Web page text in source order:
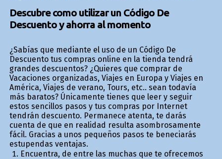
Descubre como utilizar un Código De
Descuento y ahorra al momento
¿Sabías que mediante el uso de un Código De
Descuento tus compras online en la tienda tendrá
grandes descuentos? ¿Quieres que comprar de
Vacaciones organizadas, Viajes en Europa y Viajes en
América, Viajes de verano, Tours, etc.. sean todavía
más baratos? Únicamente tienes que leer y seguir
estos sencillos pasos y tus compras por Internet
tendrán descuento. Permanece atenta, te darás
cuenta de que en realidad resulta asombrosamente
fácil. Gracias a unos pequeños pasos te beneficiarás
estupendas ventajas.
Encuentra, de entre las muchas que te ofrecemos